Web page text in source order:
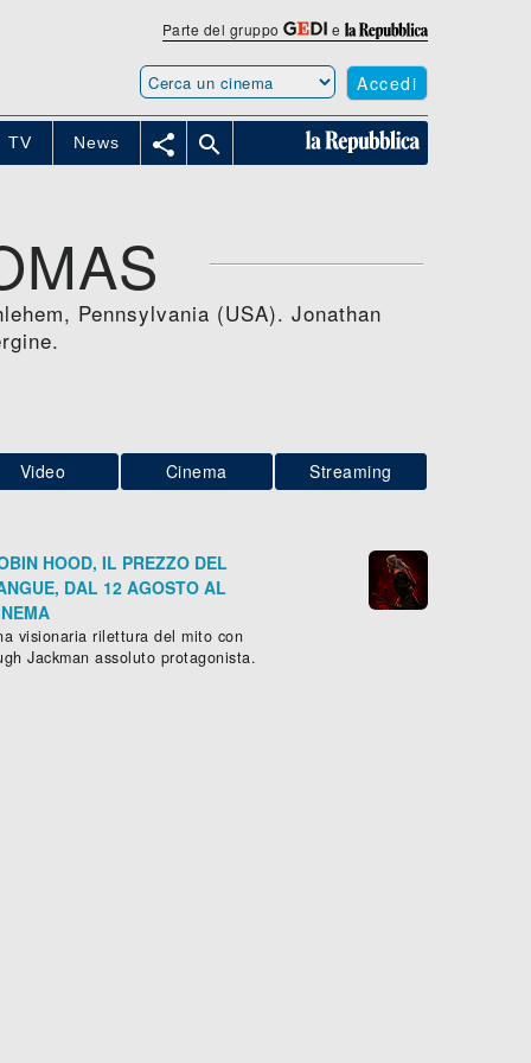
Parte del gruppo e
Accedi
TV News  
Pennsylvania (USA). Jonathan
Video Cinema Streaming
HOOD, IL PREZZO DEL
DAL 12 AGOSTO AL
visionaria rilettura del mito con
Jackman assoluto protagonista.